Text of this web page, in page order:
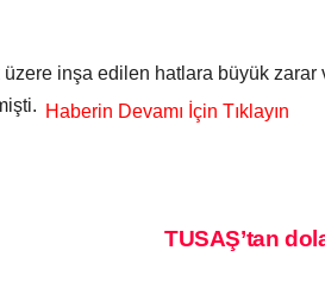
inşa edilen hatlara büyük
TUSAŞ’tan